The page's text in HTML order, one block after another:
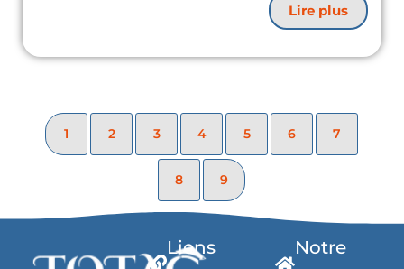
Lire plus
1 2 3 4 5 6 7
8 9
Liens
Notre